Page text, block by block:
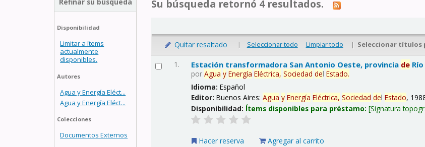
Disponibilidad
Limitar a ítems
actualmente
disponibles.
Autores
Agua y Energía Eléct...
Agua y Energía Eléct...
Colecciones
Documentos Externos
Su búsqueda retornó 4 resultados.
Quitar resaltado | Seleccionar todo Limpiar todo | Seleccionar títulos
1. Estación transformadora San Antonio Oeste, provincia de
porAgua y Energía Eléctrica, Sociedad delEstado.
Idioma:Español
Editor:Buenos Aires:Agua y Energía Eléctrica, Sociedad delEstado,
Disponibilidad: Ítems disponibles para préstamo: Signatura
Hacer reserva Agregar al carrito